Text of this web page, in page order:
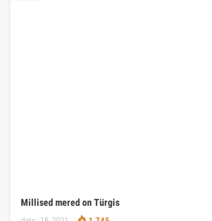
Millised mered on Türgis